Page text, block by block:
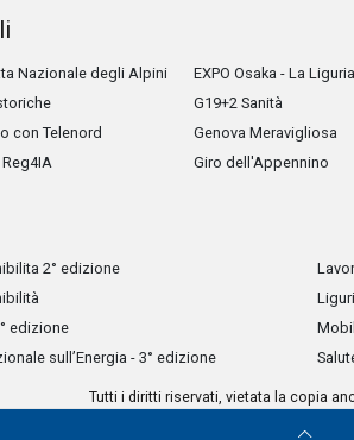
Nazionale degli Alpini
con Telenord
EXPO Osaka - La Liguria
G19+2 Sanità
Genova Meravigliosa
Giro dell'Appennino
2° edizione
edizione
sull’Energia - 3° edizione
Tutti i diritti riservati, vietata la copia